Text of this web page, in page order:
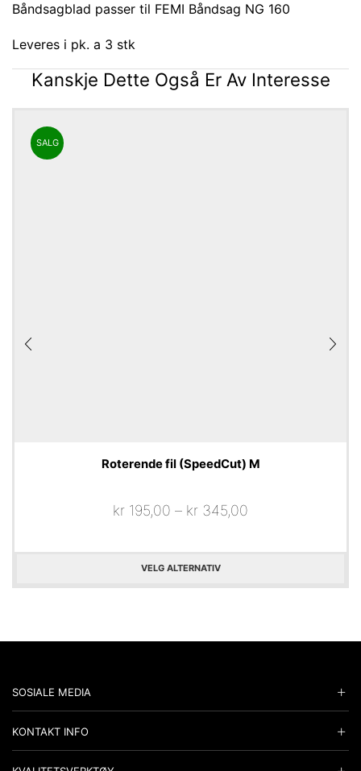
Båndsagblad passer til FEMI Båndsag NG 160
Leveres i pk. a 3 stk
Kanskje Dette Også Er Av Interesse
SALG
Roterende fil (SpeedCut) M
kr 195,00 – kr 345,00
VELG ALTERNATIV
SOSIALE MEDIA
KONTAKT INFO